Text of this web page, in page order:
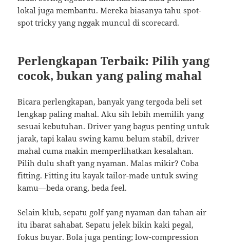
lokal juga membantu. Mereka biasanya tahu spot-
spot tricky yang nggak muncul di scorecard.
Perlengkapan Terbaik: Pilih yang
cocok, bukan yang paling mahal
Bicara perlengkapan, banyak yang tergoda beli set
lengkap paling mahal. Aku sih lebih memilih yang
sesuai kebutuhan. Driver yang bagus penting untuk
jarak, tapi kalau swing kamu belum stabil, driver
mahal cuma makin memperlihatkan kesalahan.
Pilih dulu shaft yang nyaman. Malas mikir? Coba
fitting. Fitting itu kayak tailor-made untuk swing
kamu—beda orang, beda feel.
Selain klub, sepatu golf yang nyaman dan tahan air
itu ibarat sahabat. Sepatu jelek bikin kaki pegal,
fokus buyar. Bola juga penting; low-compression